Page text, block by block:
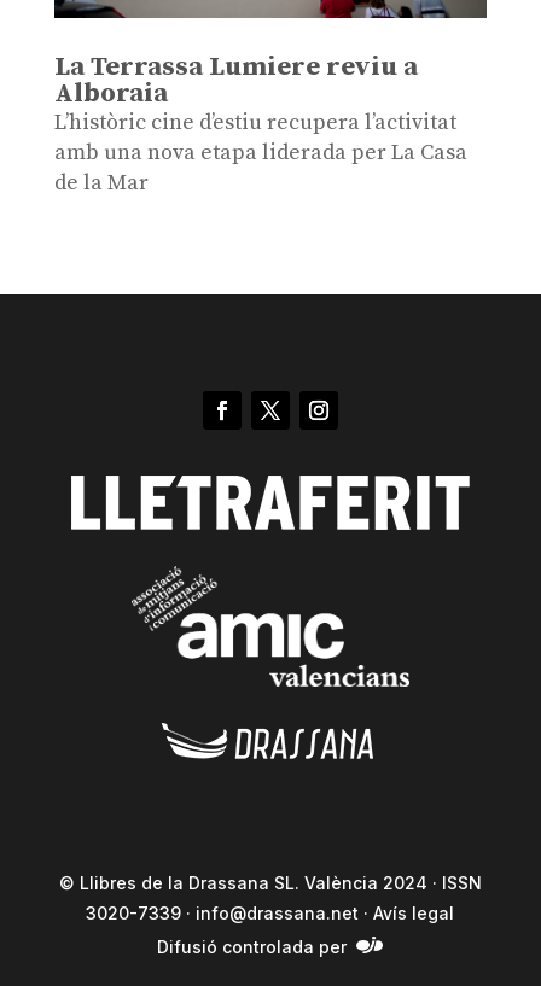
La Terrassa Lumiere reviu a
Alboraia
L’històric cine d’estiu recupera l’activitat
amb una nova etapa liderada per La Casa
de la Mar
© Llibres de la Drassana SL. València 2024 · ISSN
3020-7339 · info@drassana.net ·Avís legal
Difusió controlada per